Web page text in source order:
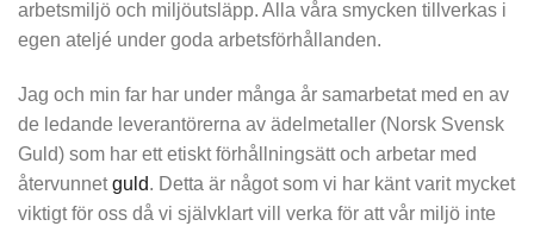
arbetsmiljö och miljöutsläpp. Alla våra smycken tillverkas i
egen ateljé under goda arbetsförhållanden.
Jag och min far har under många år samarbetat med en av
de ledande leverantörerna av ädelmetaller (Norsk Svensk
Guld) som har ett etiskt förhållningsätt och arbetar med
återvunnetguld. Detta är något som vi har känt varit mycket
viktigt för oss då vi självklart vill verka för att vår miljö inte